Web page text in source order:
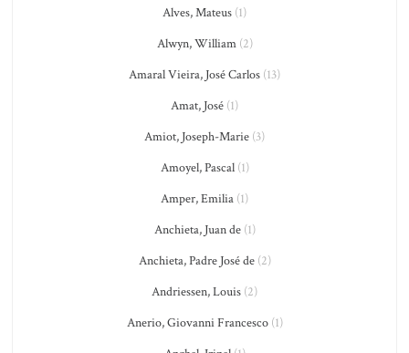
Alves, Mateus (1)
Alwyn, William(2)
Amaral Vieira, José Carlos (13)
Amat, José (1)
Amiot, Joseph-Marie (3)
Amoyel, Pascal(1)
Amper, Emilia (1)
Anchieta, Juan de(1)
Anchieta, Padre José de(2)
Andriessen, Louis (2)
Anerio, Giovanni Francesco(1)